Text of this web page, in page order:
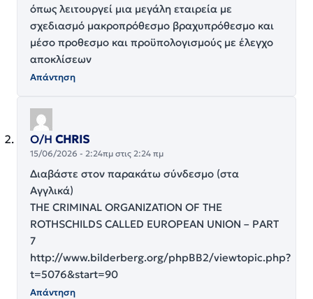
όπως λειτουργεί μια μεγάλη εταιρεία με
σχεδιασμό μακροπρόθεσμο βραχυπρόθεσμο και
μέσο προθεσμο και προϋπολογισμούς με έλεγχο
αποκλίσεων
Απάντηση
Ο/Η CHRIS
15/06/2026 - 2:24πμ στις 2:24 πμ
Διαβάστε στον παρακάτω σύνδεσμο (στα
Αγγλικά)
THE CRIMINAL ORGANIZATION OF THE
ROTHSCHILDS CALLED EUROPEAN UNION – PART
7
http://www.bilderberg.org/phpBB2/viewtopic.php?
t=5076&start=90
Απάντηση